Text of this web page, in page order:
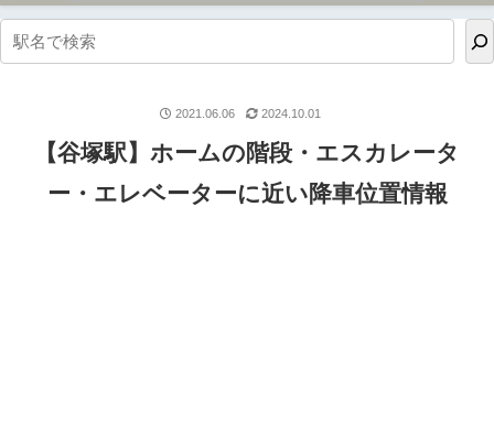
【谷塚駅】ホームの階段・エスカレータ
ー・エレベーターに近い降車位置情報
2021.06.06 2024.10.01